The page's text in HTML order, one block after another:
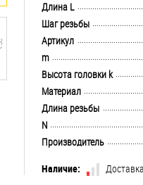
Длина L
Шаг резьбы
Артикул
m
Высота головки k
Материал
Длина резьбы
N
Производитель
Наличие: